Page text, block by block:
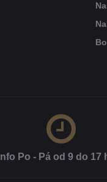
Info Po - Pá od 9 do 17